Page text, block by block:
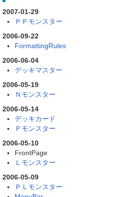
2007-01-29
ＰＰモンスター
2006-09-22
FormattingRules
2006-06-04
デッキマスター
2006-05-19
Ｎモンスター
2006-05-14
デッキカード
Ｐモンスター
2006-05-10
FrontPage
Ｌモンスター
2006-05-09
ＰＬモンスター